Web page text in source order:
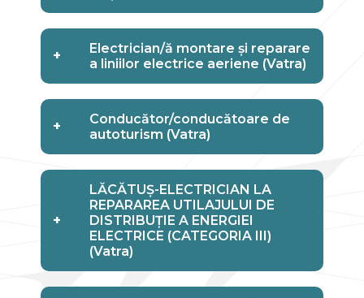
+
Electrician/ă montare și reparare
a liniilor electrice aeriene (Vatra)
+
Conducător/conducătoare de
autoturism (Vatra)
+
LĂCĂTUȘ-ELECTRICIAN LA
REPARAREA UTILAJULUI DE
DISTRIBUȚIE A ENERGIEI
ELECTRICE (CATEGORIA III)
(Vatra)